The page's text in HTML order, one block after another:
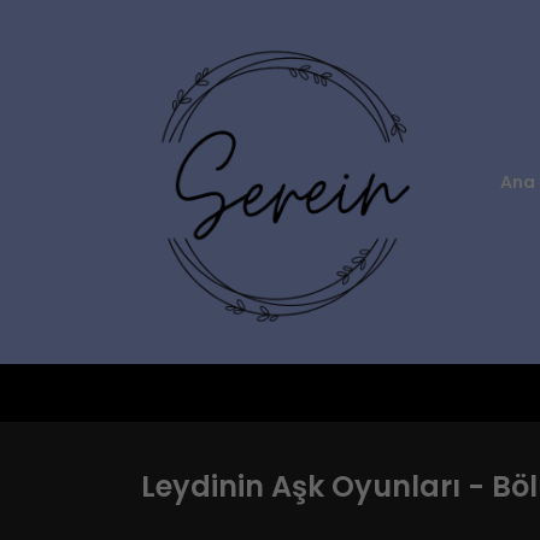
Ana
Leydinin Aşk Oyunları -